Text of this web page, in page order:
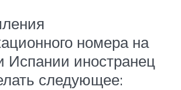
номера на
Испании иностранец
следующее: